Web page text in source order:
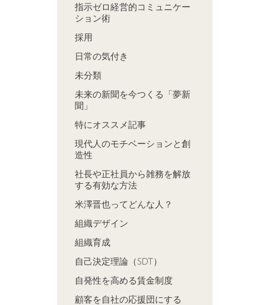
指示ゼロ経営的コミュニケー
ション術
採用
日常の気付き
未分類
未来の新聞を今つくる「夢新
聞」
特にオススメ記事
現代人のモチベーションと創
造性
社長や正社員から雑務を解放
する有効な方法
米澤晋也ってどんな人？
組織デザイン
組織育成
自己決定理論（SDT）
自発性を高める賃金制度
顧客を自社の応援団にする